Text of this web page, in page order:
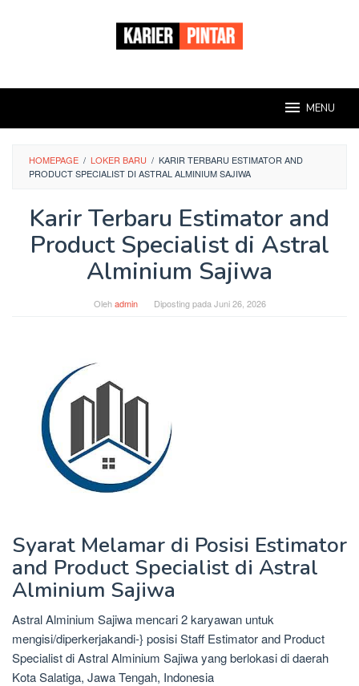
MENU
HOMEPAGE / LOKER BARU / KARIR TERBARU ESTIMATOR AND
PRODUCT SPECIALIST DI ASTRAL ALMINIUM SAJIWA
Karir Terbaru Estimator and
Product Specialist di Astral
Alminium Sajiwa
Olehadmin Diposting pada Juni 26, 2026
Syarat Melamar di Posisi Estimator
and Product Specialist di Astral
Alminium Sajiwa
Astral Alminium Sajiwa mencari 2 karyawan untuk
mengisi/diperkerjakandi-} posisi Staff Estimator and Product
Specialist di Astral Alminium Sajiwa yang berlokasi di daerah
Kota Salatiga, Jawa Tengah, Indonesia